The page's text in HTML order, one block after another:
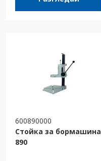
600890000
Стойка за бормашина
890